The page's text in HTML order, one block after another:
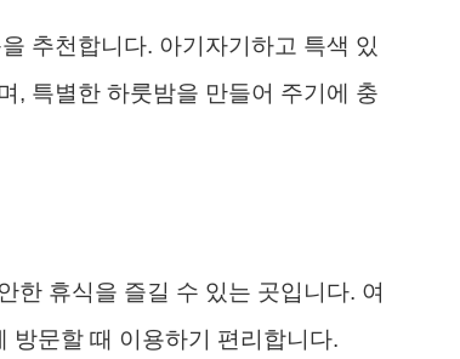
추천합니다. 아기자기하고 특색 있
, 특별한 하룻밤을 만들어 주기에 충
한 휴식을 즐길 수 있는 곳입니다. 여
방문할 때 이용하기 편리합니다.